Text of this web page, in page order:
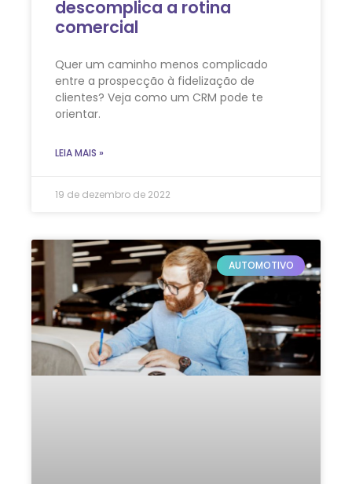
descomplica a rotina
comercial
Quer um caminho menos complicado
entre a prospecção à fidelização de
clientes? Veja como um CRM pode te
orientar.
LEIA MAIS »
19 de dezembro de 2022
AUTOMOTIVO